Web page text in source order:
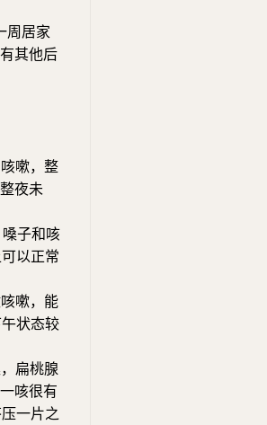
周居家
其他后
嗽，整
夜未
子和咳
以正常
嗽，能
状态较
扁桃腺
咳很有
一片之